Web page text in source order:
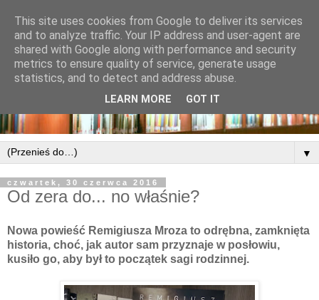
▼
czwartek, 30 czerwca 2016
Od zera do... no właśnie?
Nowa powieść Remigiusza Mroza to odrębna, zamknięta
historia, choć, jak autor sam przyznaje w posłowiu,
kusiło go, aby był to początek sagi rodzinnej.
This site uses cookies from Google to deliver its services
and to analyze traffic. Your IP address and user-agent are
shared with Google along with performance and security
metrics to ensure quality of service, generate usage
statistics, and to detect and address abuse.
LEARN MORE GOT IT